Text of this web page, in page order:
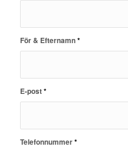
För & Efternamn*
E-post*
Telefonnummer*